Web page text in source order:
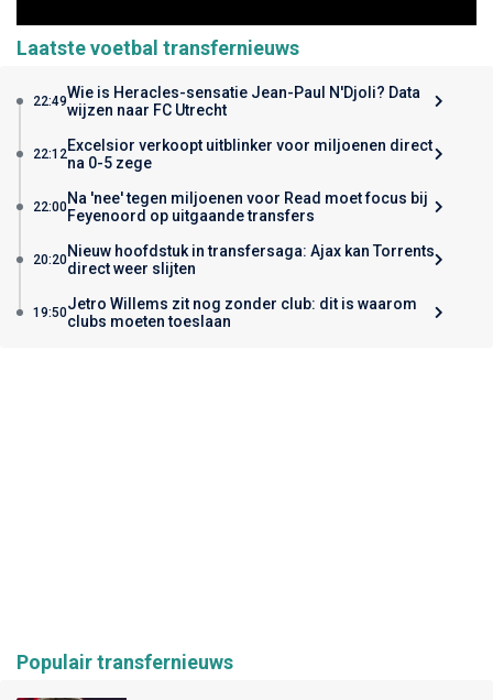
Laatste voetbal transfernieuws
22:49Wie is Heracles-sensatie Jean-Paul N'Djoli? Data
wijzen naar FC Utrecht
22:12Excelsior verkoopt uitblinker voor miljoenen direct
na 0-5 zege
22:00Na 'nee' tegen miljoenen voor Read moet focus bij
Feyenoord op uitgaande transfers
20:20Nieuw hoofdstuk in transfersaga: Ajax kan Torrents
direct weer slijten
19:50Jetro Willems zit nog zonder club: dit is waarom
clubs moeten toeslaan
Populair transfernieuws